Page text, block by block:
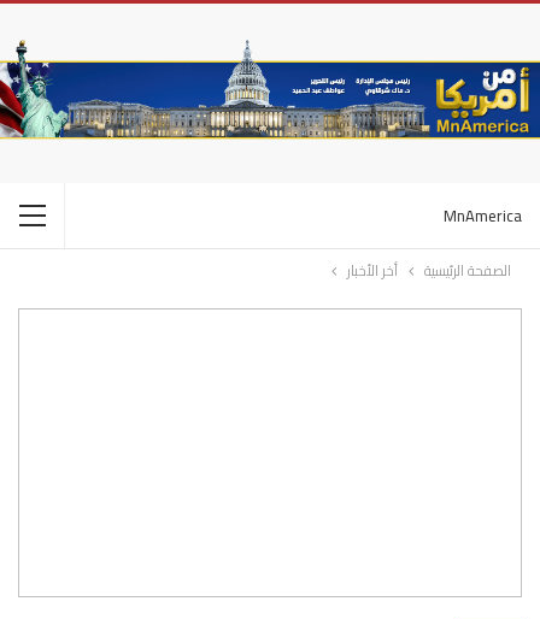
MnAmerica
الصفحة الرئيسية أخر الأخبار